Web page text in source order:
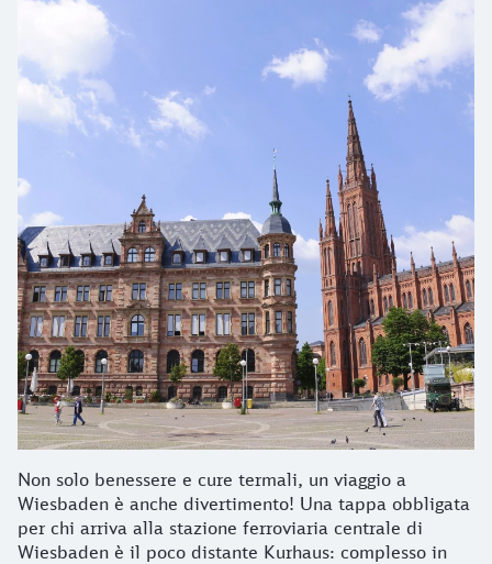
Non solo benessere e cure termali, un viaggio a
Wiesbaden è anche divertimento! Una tappa obbligata
per chi arriva alla stazione ferroviaria centrale di
Wiesbaden è il poco distante Kurhaus: complesso in